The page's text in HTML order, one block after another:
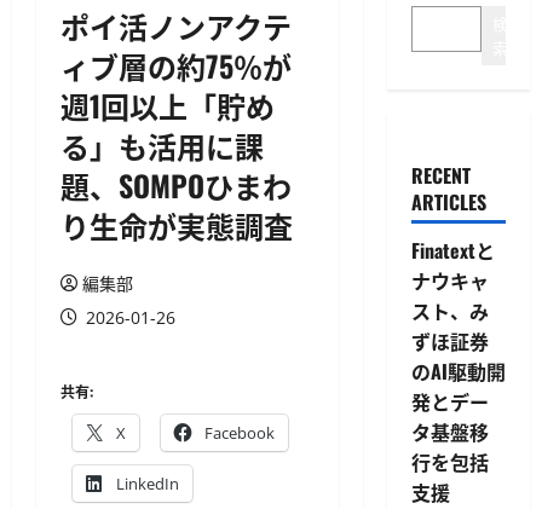
ポイ活ノンアクテ
ィブ層の約75％が
週1回以上「貯め
る」も活用に課
題、SOMPOひまわ
り生命が実態調査
編集部
2026-01-26
共有:
X Facebook
LinkedIn
RECENT
ARTICLES
Finatextと
ナウキャ
スト、み
ずほ証券
のAI駆動開
発とデー
タ基盤移
行を包括
支援